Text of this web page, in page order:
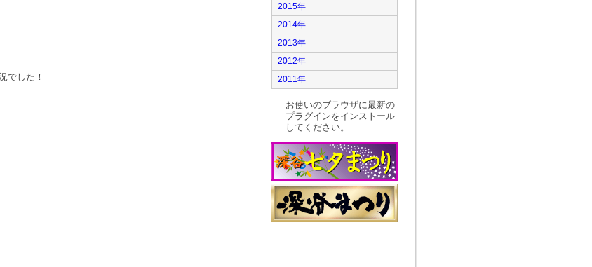
でした！
2015年
2014年
2013年
2012年
2011年
お使いのブラウザに最新の
プラグインをインストール
してください。